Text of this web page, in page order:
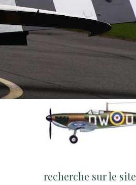
recherche sur le site